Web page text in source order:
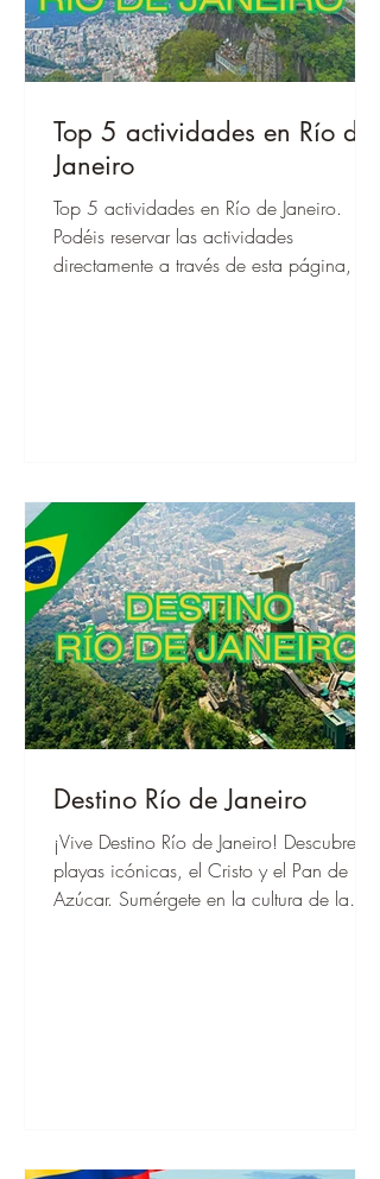
Top 5 actividades en Río de
Janeiro
Top 5 actividades en Río de Janeiro.
Podéis reservar las actividades
directamente a través de esta página, ¡y
Destino Río de Janeiro
¡Vive Destino Río de Janeiro! Descubre
playas icónicas, el Cristo y el Pan de
Azúcar. Sumérgete en la cultura de la